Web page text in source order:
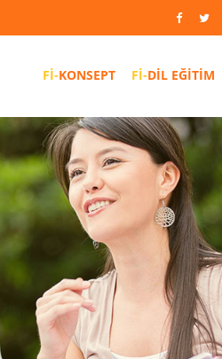
KONSEPT DIL EĞITIM